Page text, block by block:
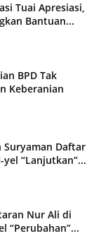
Tuai Apresiasi,
Bantuan...
BPD Tak
Keberanian
Suryaman Daftar
yel “Lanjutkan”...
Nur Ali di
“Perubahan”...